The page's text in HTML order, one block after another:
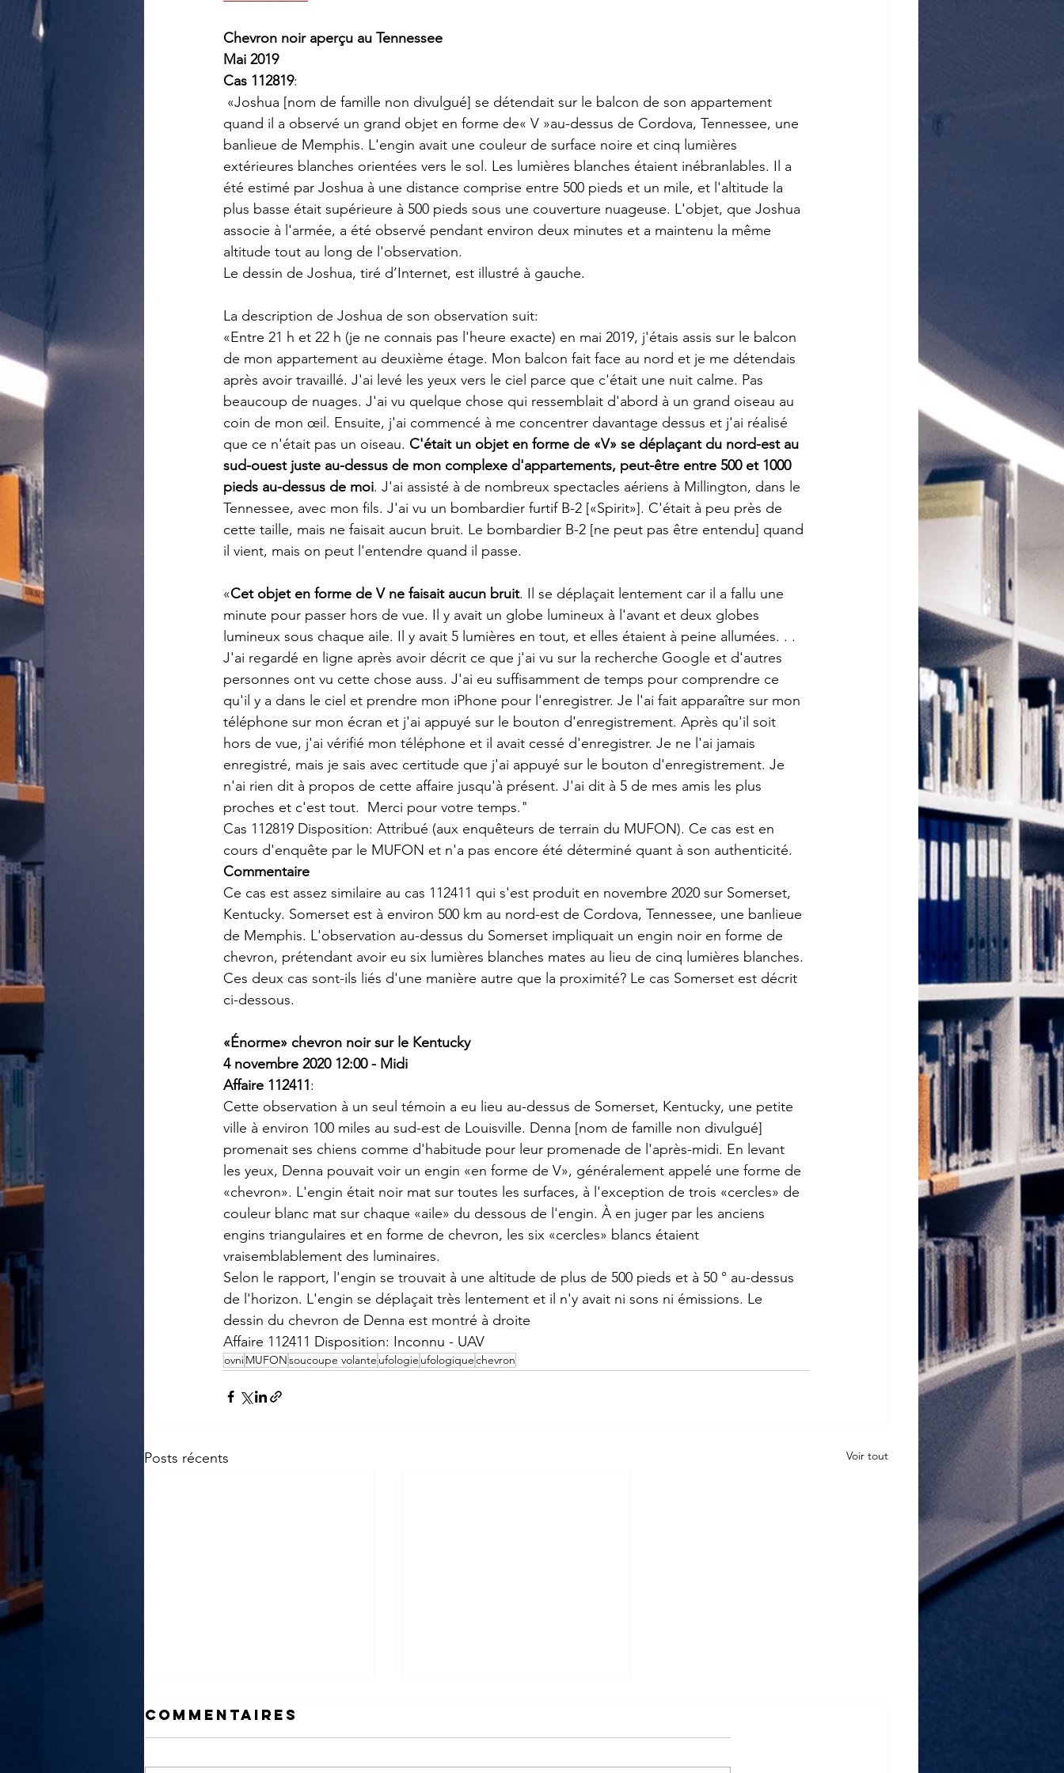
Chevron noir aperçu au Tennessee
Mai 2019
Cas 112819:
quand il a observé un grand objet en forme de« V »au-dessus de Cordova, Tennessee, une
banlieue de Memphis. L'engin avait une couleur de surface noire et cinq lumières
extérieures blanches orientées vers le sol. Les lumières blanches étaient inébranlables. Il a
été estimé par Joshua à une distance comprise entre 500 pieds et un mile, et l'altitude la
plus basse était supérieure à 500 pieds sous une couverture nuageuse. L'objet, que Joshua
associe à l'armée, a été observé pendant environ deux minutes et a maintenu la même
altitude tout au long de l'observation.
Le dessin de Joshua, tiré d’Internet, est illustré à gauche.
La description de Joshua de son observation suit:
«Entre 21 h et 22 h (je ne connais pas l'heure exacte) en mai 2019, j'étais assis sur le balcon
de mon appartement au deuxième étage. Mon balcon fait face au nord et je me détendais
après avoir travaillé. J'ai levé les yeux vers le ciel parce que c'était une nuit calme. Pas
beaucoup de nuages. J'ai vu quelque chose qui ressemblait d'abord à un grand oiseau au
coin de mon œil. Ensuite, j'ai commencé à me concentrer davantage dessus et j'ai réalisé
que ce n'était pas un oiseau. C'était un objet en forme de «V» se déplaçant du nord-est au
sud-ouest juste au-dessus de mon complexe d'appartements, peut-être entre 500 et 1000
pieds au-dessus de moi. J'ai assisté à de nombreux spectacles aériens à Millington, dans le
Tennessee, avec mon fils. J'ai vu un bombardier furtif B-2 [«Spirit»]. C'était à peu près de
cette taille, mais ne faisait aucun bruit. Le bombardier B-2 [ne peut pas être entendu] quand
il vient, mais on peut l'entendre quand il passe.
«Cet objet en forme de V ne faisait aucun bruit. Il se déplaçait lentement car il a fallu une
minute pour passer hors de vue. Il y avait un globe lumineux à l'avant et deux globes
lumineux sous chaque aile. Il y avait 5 lumières en tout, et elles étaient à peine allumées. . .
J'ai regardé en ligne après avoir décrit ce que j'ai vu sur la recherche Google et d'autres
personnes ont vu cette chose auss. J'ai eu suffisamment de temps pour comprendre ce
qu'il y a dans le ciel et prendre mon iPhone pour l'enregistrer. Je l'ai fait apparaître sur mon
téléphone sur mon écran et j'ai appuyé sur le bouton d'enregistrement. Après qu'il soit
hors de vue, j'ai vérifié mon téléphone et il avait cessé d'enregistrer. Je ne l'ai jamais
enregistré, mais je sais avec certitude que j'ai appuyé sur le bouton d'enregistrement. Je
n'ai rien dit à propos de cette affaire jusqu'à présent. J'ai dit à 5 de mes amis les plus
proches et c'est tout.  Merci pour votre temps."
Cas 112819 Disposition: Attribué (aux enquêteurs de terrain du MUFON). Ce cas est en
cours d'enquête par le MUFON et n'a pas encore été déterminé quant à son authenticité.
Commentaire
Ce cas est assez similaire au cas 112411 qui s'est produit en novembre 2020 sur Somerset,
Kentucky. Somerset est à environ 500 km au nord-est de Cordova, Tennessee, une banlieue
de Memphis. L'observation au-dessus du Somerset impliquait un engin noir en forme de
chevron, prétendant avoir eu six lumières blanches mates au lieu de cinq lumières blanches.
Ces deux cas sont-ils liés d'une manière autre que la proximité? Le cas Somerset est décrit
ci-dessous.
«Énorme» chevron noir sur le Kentucky
4 novembre 2020 12:00 - Midi
Affaire 112411:
Cette observation à un seul témoin a eu lieu au-dessus de Somerset, Kentucky, une petite
ville à environ 100 miles au sud-est de Louisville. Denna [nom de famille non divulgué]
promenait ses chiens comme d'habitude pour leur promenade de l'après-midi. En levant
les yeux, Denna pouvait voir un engin «en forme de V», généralement appelé une forme de
«chevron». L'engin était noir mat sur toutes les surfaces, à l'exception de trois «cercles» de
couleur blanc mat sur chaque «aile» du dessous de l'engin. À en juger par les anciens
engins triangulaires et en forme de chevron, les six «cercles» blancs étaient
vraisemblablement des luminaires.
Selon le rapport, l'engin se trouvait à une altitude de plus de 500 pieds et à 50 ° au-dessus
de l'horizon. L'engin se déplaçait très lentement et il n'y avait ni sons ni émissions. Le
dessin du chevron de Denna est montré à droite
Affaire 112411 Disposition: Inconnu - UAV
ovniMUFONsoucoupe volante ufologie ufologiquechevron
Posts récents Voir tout
Commentaires